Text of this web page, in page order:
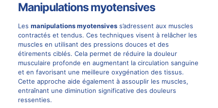
Manipulations myotensives
Les manipulations myotensivess’adressent aux muscles
contractés et tendus. Ces techniques visent à relâcher les
muscles en utilisant des pressions douces et des
étirements ciblés. Cela permet de réduire la douleur
musculaire profonde en augmentant la circulation sanguine
et en favorisant une meilleure oxygénation des tissus.
Cette approche aide également à assouplir les muscles,
entraînant une diminution significative des douleurs
ressenties.